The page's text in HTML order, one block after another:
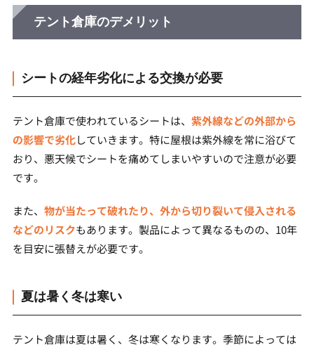
テント倉庫のデメリット
シートの経年劣化による交換が必要
テント倉庫で使われているシートは、 紫外線などの外部から
の影響で劣化していきます。特に屋根は紫外線を常に浴びて
おり、悪天候でシートを痛めてしまいやすいので注意が必要
です。
また、 物が当たって破れたり、外から切り裂いて侵入される
などのリスクもあります。製品によって異なるものの、10年
を目安に張替えが必要です。
夏は暑く冬は寒い
テント倉庫は夏は暑く、冬は寒くなります。季節によっては